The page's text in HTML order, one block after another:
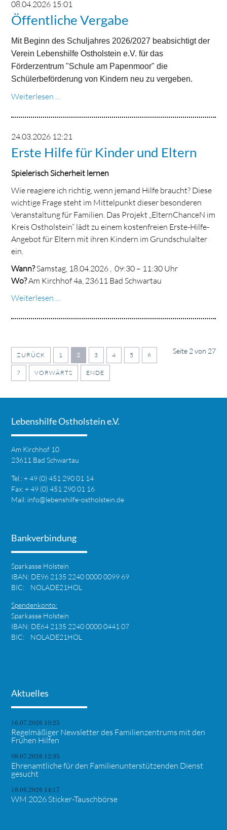
Ostsee
gesucht
08.04.2026 15:01
Öffentliche Vergabe
Mit Beginn des Schuljahres 2026/2027 beabsichtigt der
Verein Lebenshilfe Ostholstein e.V. für das
Förderzentrum "Schule am Papenmoor" die
Schülerbeförderung von Kindern neu zu vergeben.
Weiterlesen …
24.03.2026 12:21
Erste Hilfe für Kinder und Eltern
Spielerisch Sicherheit lernen
Wie reagiere ich richtig, wenn jemand Hilfe braucht? Diese
wichtige Frage steht im Mittelpunkt dieser besonderen
Veranstaltung für Familien. Das Projekt „ElternChanceN im
Kreis Ostholstein“ lädt zu einem kostenfreien Erste-Hilfe-
Angebot für Eltern mit ihren Kindern im Grundschulalter
ein.
Wann?Samstag, 18.04.2026 , 09:30 – 11:30 Uhr
Wo?Am Kirchhof 4a, 23611 Bad Schwartau
Weiterlesen …
für
und
Eltern
Seite 2 von 27
ZURÜCK 1 2 3 4 5 6
7 VORWÄRTS ENDE
Lebenshilfe Ostholstein e.V.
Am Kirchhof 10
23611 Bad Schwartau
Tel.: + 49 (0) 451 290 01 14
Fax: + 49 (0) 451 290 01 16
Mail: info@lebenshilfe-ostholstein.de
Bankverbindung
Sparkasse Holstein
IBAN: DE96 2135 2240 0000 0099 69
BIC: NOLADE21HOL
Spendenkonto:
Sparkasse Holstein
IBAN: DE64 2135 2240 0000 0441 07
BIC: NOLADE21HOL
Aktuelles
16.07.2026 10:25
Regelmäßiger Newsletter des Familienzentrums mit den
Frühen Hilfen
08.07.2026 12:35
Ehrenamtliche für den Familienunterstützenden Dienst
gesucht
18.06.2026 14:17
WM 2026 Sticker-Tauschbörse